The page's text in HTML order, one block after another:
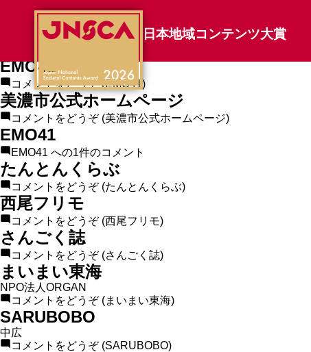
日本地域コンテンツ大賞
エリアカテゴリのアーカイブ:
水と生命の源流域へ くくるをめぐる
EMO41
コメントをどうぞ(EMO41)
美濃市公式ホームページ
コメントをどうぞ(美濃市公式ホームページ)
EMO41
EMO41 への1件のコメント
たんとんくらぶ
コメントをどうぞ(たんとんくらぶ)
西尾フリモ
コメントをどうぞ(西尾フリモ)
さんごく誌
コメントをどうぞ(さんごく誌)
まいまい東海
NPO法人ORGAN
コメントをどうぞ(まいまい東海)
SARUBOBO
中広
コメントをどうぞ(SARUBOBO)